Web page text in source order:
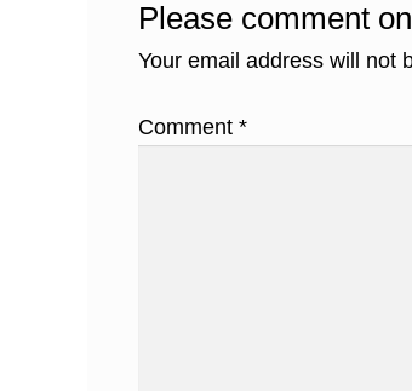
Please comment
Your email address will not
Comment *